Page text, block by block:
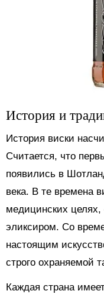
История и
История виски
Считается, что
появились в
века. В те времена
медицинских
эликсиром. Со
настоящим
строго охраняемой
Каждая страна